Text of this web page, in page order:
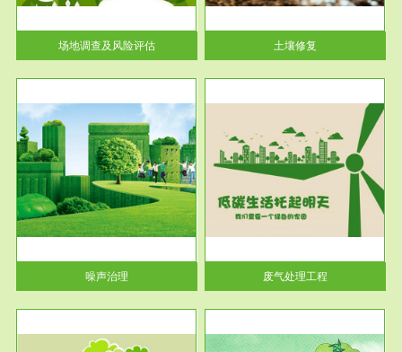
场地调查及风险评估 土壤修复
噪声治理
服务范围
废气处理工程
废气处理工程